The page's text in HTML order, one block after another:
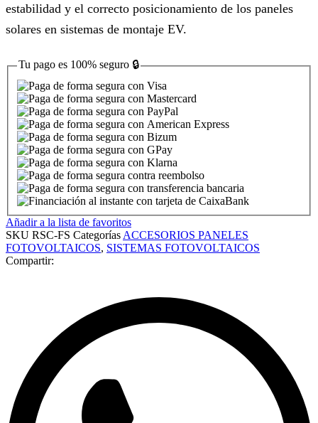
estabilidad y el correcto posicionamiento de los paneles
solares en sistemas de montaje EV.
Tu pago es 100% seguro 🔒
Añadir a la lista de favoritos
SKU RSC-FS Categorías ACCESORIOS PANELES
FOTOVOLTAICOS, SISTEMAS FOTOVOLTAICOS
Compartir: